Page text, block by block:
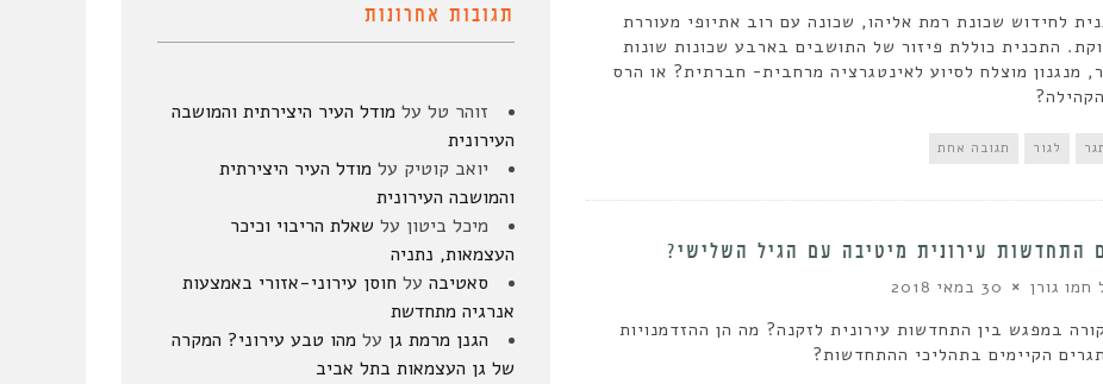
לחידוש שכונת רמת אליהו, שכונה עם רוב אתיופי מעוררת
התכנית כוללת פיזור של התושבים בארבע שכונות שונות
מנגנון מוצלח לסיוע לאינטגרציה מרחבית- חברתית? או הרס
לגור תגובה אחת
התחדשות עירונית מיטיבה עם הגיל השלישי?
חמו גורן 30 במאי 2018
במפגש בין התחדשות עירונית לזקנה? מה הן ההזדמנויות
הקיימים בתהליכי ההתחדשות?
תגובות אחרונות
זוהר טל על מודל העיר היצירתית והמושבה
העירונית
יואב קוטיק על מודל העיר היצירתית
והמושבה העירונית
מיכל ביטון על שאלת הריבוי וכיכר
העצמאות, נתניה
סאטיבה על חוסן עירוני-אזורי באמצעות
אנרגיה מתחדשת
הגנן מרמת גן על מהו טבע עירוני? המקרה
של גן העצמאות בתל אביב